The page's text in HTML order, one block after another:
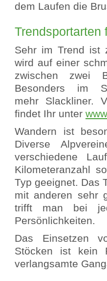
dem Laufen die
Trendsportarten
Sehr im Trend ist
wird auf einer
zwischen zwei
Besonders im
mehr Slackliner.
findet Ihr unter
Wandern ist
Diverse
verschiedene
Kilometeranzahl
Typ geeignet. Das
mit anderen sehr
trifft man bei
Persönlichkeiten.
Das Einsetzen
Stöcken ist kein
verlangsamte